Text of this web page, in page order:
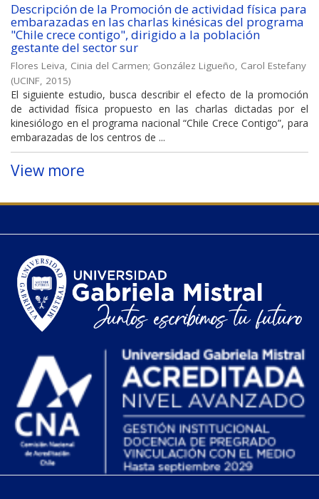
Descripción de la Promoción de actividad física para
embarazadas en las charlas kinésicas del programa
"Chile crece contigo", dirigido a la población
gestante del sector sur
Flores Leiva, Cinia del Carmen; González Ligueño, Carol Estefany
(UCINF, 2015)
El siguiente estudio, busca describir el efecto de la promoción
de actividad física propuesto en las charlas dictadas por el
kinesiólogo en el programa nacional “Chile Crece Contigo”, para
embarazadas de los centros de ...
View more